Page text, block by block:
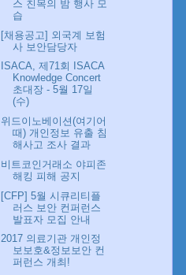
스 친목의 밤 행사 모
습
[채용공고] 외국계 보험
사 보안담당자
ISACA, 제71회 ISACA
Knowledge Concert
초대장 - 5월 17일
(수)
위드이노베이션(여기어
때) 개인정보 유출 침
해사고 조사 결과
비트코인거래소 야피존
해킹 피해 공지
[CFP] 5월 시큐리티플
러스 보안 컨퍼런스
발표자 모집 안내
2017 의료기관 개인정
보보호&정보보안 컨
퍼런스 개최!